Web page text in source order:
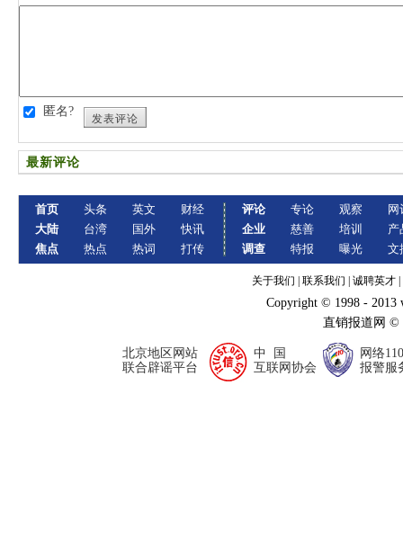
匿名?
发表评论
最新评论
首页
大陆
焦点
头条
台湾
热点
英文
国外
热词
财经
快讯
打传
评论
企业
调查
专论
慈善
特报
观察
培训
曝光
网
产
文
关于我们 联系我们 诚聘英才
Copyright © 1998 - 2013
直销报道网
北京地区网站
联合辟谣平台
中 国
互联网协会
网络110
报警服